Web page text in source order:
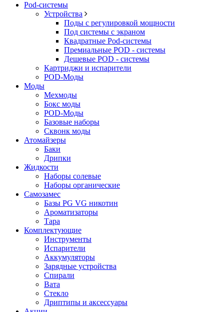
Pod-системы
Устройства
Поды с регулировкой мощности
Под системы с экраном
Квадратные Pod-системы
Премиальные POD - системы
Дешевые POD - системы
Картриджи и испарители
POD-Моды
Моды
Мехмоды
Бокс моды
POD-Моды
Базовые наборы
Сквонк моды
Атомайзеры
Баки
Дрипки
Жидкости
Наборы солевые
Наборы органические
Самозамес
Базы PG VG никотин
Ароматизаторы
Тара
Комплектующие
Инструменты
Испарители
Аккумуляторы
Зарядные устройства
Спирали
Вата
Стекло
Дриптипы и аксессуары